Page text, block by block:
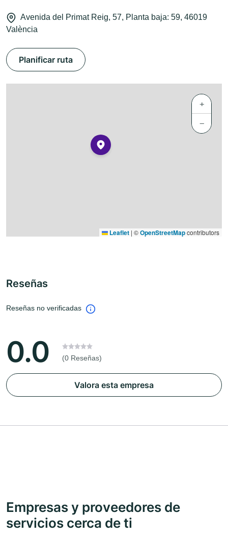
Avenida del Primat Reig, 57, Planta baja: 59, 46019
València
Planificar ruta
+
−
Leaflet | ©OpenStreetMapcontributors
Reseñas
Reseñas no verificadas
0.0 (0 Reseñas)
Valora esta empresa
Empresas y proveedores de
servicios cerca de ti